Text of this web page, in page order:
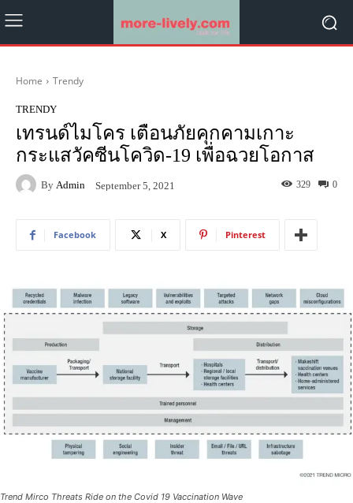
Home Trendy
TRENDY
เทรนด์ไมโคร เตือนภัยคุกคามเกาะ
กระแสวัคซีนโควิด-19 เพื่อฉวยโอกาส
By Admin September 5, 2021 0
329
Facebook X Pinterest
Trend Mirco Threats Ride on the Covid 19 Vaccination Wave